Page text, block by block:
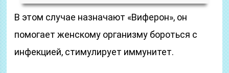
В этом случае назначают «Виферон», он
помогает женскому организму бороться с
инфекцией, стимулирует иммунитет.